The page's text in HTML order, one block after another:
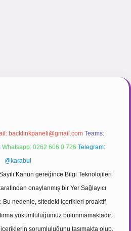
backlinkpaneli@gmail.com Teams:
Whatsapp: 0262 606 0 726 Telegram:
@karabul
Kanun gereğince Bilgi Teknolojileri
onaylanmış bir Yer Sağlayıcı
Bu nedenle, sitedeki içerikleri proaktif
yükümlülüğümüz bulunmamaktadır.
sorumluluğunu taşımakta olup,